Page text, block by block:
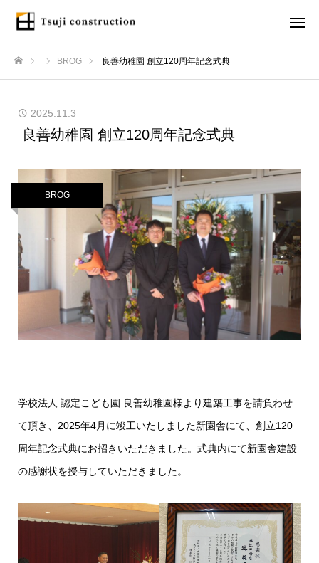
BROG 良善幼稚園 創立120周年記念式典
2025.11.3
良善幼稚園 創立120周年記念式典
BROG
学校法人 認定こども園 良善幼稚園様より建築工事を請負わせ
て頂き、2025年4月に竣工いたしました新園舎にて、創立120
周年記念式典にお招きいただきました。式典内にて新園舎建設
の感謝状を授与していただきました。